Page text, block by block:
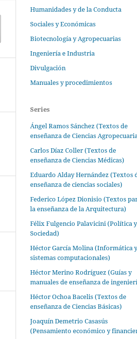
Humanidades y de la Conducta
Sociales y Económicas
Biotecnología y Agropecuarias
Ingeniería e Industria
Divulgación
Manuales y procedimientos
Series
Ángel Ramos Sánchez (Textos de
enseñanza de Ciencias
Carlos Díaz Coller (Textos de
enseñanza de Ciencias Médicas)
Eduardo Alday Hernández (Textos
enseñanza de ciencias sociales)
Federico López Dionisio (Textos
la enseñanza de la Arquitectura)
Félix Fulgencio Palavicini (Política y
Sociedad)
Héctor García Molina (Informática y
sistemas computacionales)
Héctor Merino Rodríguez (Guías y
manuales de enseñanza de
Héctor Ochoa Bacelis (Textos de
enseñanza de Ciencias Básicas)
Joaquín Demetrio Casasús
(Pensamiento económico y